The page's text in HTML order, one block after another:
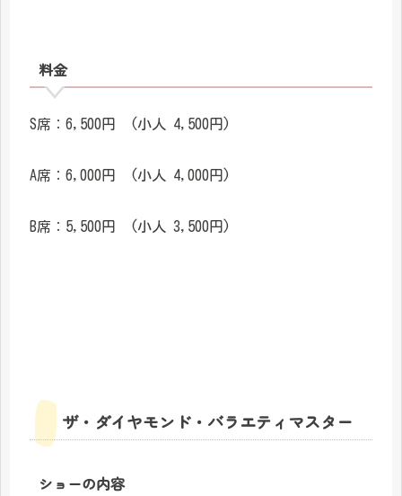
料金
S席：6,500円 (小人 4,500円)
A席：6,000円 (小人 4,000円)
B席：5,500円 (小人 3,500円)
ザ・ダイヤモンド・バラエティマスター
ショーの内容